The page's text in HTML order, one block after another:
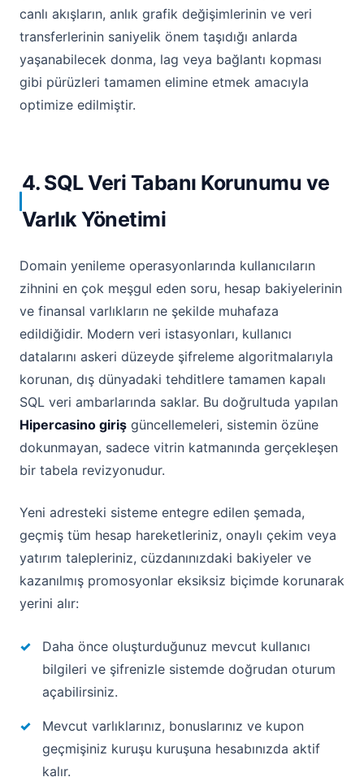
canlı akışların, anlık grafik değişimlerinin ve veri
transferlerinin saniyelik önem taşıdığı anlarda
yaşanabilecek donma, lag veya bağlantı kopması
gibi pürüzleri tamamen elimine etmek amacıyla
optimize edilmiştir.
4. SQL Veri Tabanı Korunumu ve
Varlık Yönetimi
Domain yenileme operasyonlarında kullanıcıların
zihnini en çok meşgul eden soru, hesap bakiyelerinin
ve finansal varlıkların ne şekilde muhafaza
edildiğidir. Modern veri istasyonları, kullanıcı
datalarını askeri düzeyde şifreleme algoritmalarıyla
korunan, dış dünyadaki tehditlere tamamen kapalı
SQL veri ambarlarında saklar. Bu doğrultuda yapılan
Hipercasino giriş güncellemeleri, sistemin özüne
dokunmayan, sadece vitrin katmanında gerçekleşen
bir tabela revizyonudur.
Yeni adresteki sisteme entegre edilen şemada,
geçmiş tüm hesap hareketleriniz, onaylı çekim veya
yatırım talepleriniz, cüzdanınızdaki bakiyeler ve
kazanılmış promosyonlar eksiksiz biçimde korunarak
yerini alır:
Daha önce oluşturduğunuz mevcut kullanıcı
bilgileri ve şifrenizle sistemde doğrudan oturum
açabilirsiniz.
Mevcut varlıklarınız, bonuslarınız ve kupon
geçmişiniz kuruşu kuruşuna hesabınızda aktif
kalır.